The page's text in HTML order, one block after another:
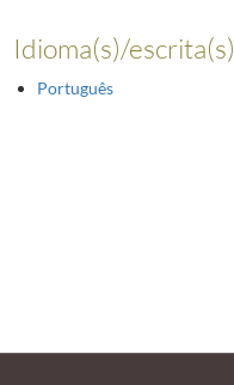
Idioma(s)/escrita(s)
Português